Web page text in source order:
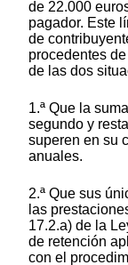
de 22.000
pagador. Este
de
procedentes
de las dos
1.ª Que la
segundo y
superen en su
anuales.
2.ª Que sus
las
17.2.a) de la
de retención
con el